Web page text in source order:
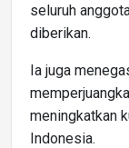
seluruh
diberikan.
Ia juga
meningkatkan
Indonesia.